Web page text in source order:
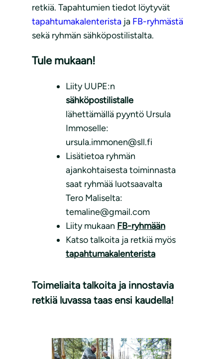
retkiä. Tapahtumien tiedot löytyvät
tapahtumakalenterista ja FB-ryhmästä
sekä ryhmän sähköpostilistalta.
Tule mukaan!
Liity UUPE:n
sähköpostilistalle
lähettämällä pyyntö Ursula
Immoselle:
ursula.immonen@sll.fi
Lisätietoa ryhmän
ajankohtaisesta toiminnasta
saat ryhmää luotsaavalta
Tero Maliselta:
temaline@gmail.com
Liity mukaan FB-ryhmään
Katso talkoita ja retkiä myös
tapahtumakalenterista
Toimeliaita talkoita ja innostavia
retkiä luvassa taas ensi kaudella!